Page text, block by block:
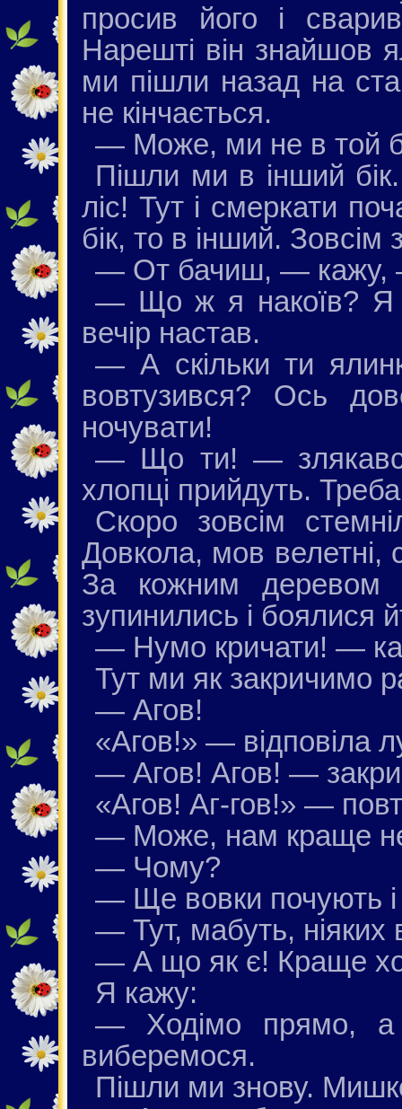
просив його і
Нарешті він знайшов
ми пішли назад на
не кінчається.
— Може, ми не в той
Пішли ми в інший
ліс! Тут і смеркати
бік, то в інший. Зовсім
— От бачиш, — кажу,
— Що ж я накоїв? Я
вечір настав.
— А скільки ти
вовтузився? Ось
ночувати!
— Що ти! —
хлопці прийдуть.
Скоро зовсім
Довкола, мов велетні,
За кожним деревом
зупинились і боялися
— Нумо кричати! —
Тут ми як закричимо
— Агов!
«Агов!» — відповіла
— Агов! Агов! —
«Агов! Аг-гов!» —
— Може, нам краще
— Чому?
— Ще вовки почують і
— Тут, мабуть, ніяких
— А що як є! Краще
Я кажу:
— Ходімо прямо, а
виберемося.
Пішли ми знову.